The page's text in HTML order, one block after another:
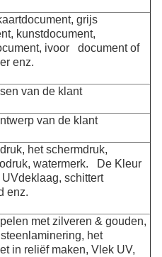
grijs
kunstdocument,
ivoor documentof
enz.
van de klant
van de klant
het schermdruk,
watermerk. De Kleur
schittert
enz.
met zilveren & gouden,
het
in reliëf maken, Vlek UV,